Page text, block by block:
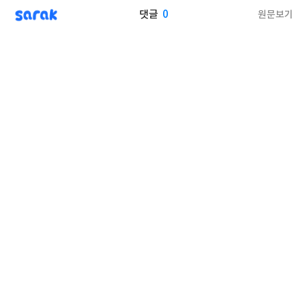
sarak 댓글 0 원문보기